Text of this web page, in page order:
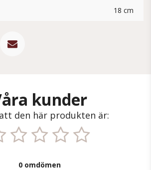
18 cm
kunder
den här produkten är:
0 omdömen